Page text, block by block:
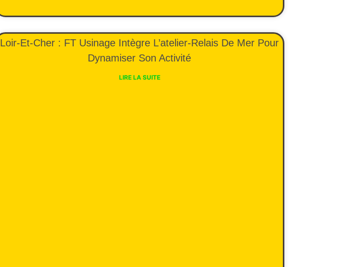
Loir-Et-Cher : FT Usinage Intègre L’atelier-Relais De Mer Pour
Dynamiser Son Activité
LIRE LA SUITE